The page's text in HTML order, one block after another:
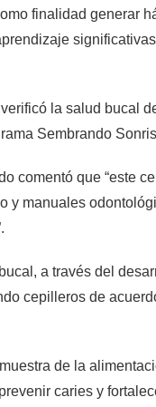
finalidad generar
la salud bucal
Sembrando
comentó que “este
y manuales
a través del
cepilleros de
de la
caries y